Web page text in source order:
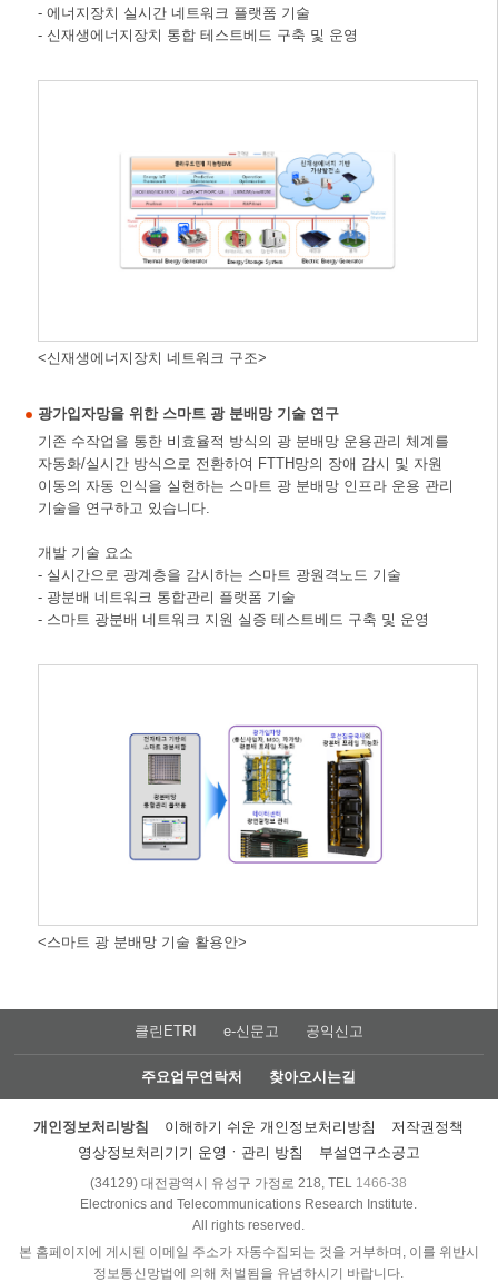
- 에너지장치 실시간 네트워크 플랫폼 기술
- 신재생에너지장치 통합 테스트베드 구축 및 운영
<신재생에너지장치 네트워크 구조>
광가입자망을 위한 스마트 광 분배망 기술 연구
기존 수작업을 통한 비효율적 방식의 광 분배망 운용관리 체계를
자동화/실시간 방식으로 전환하여 FTTH망의 장애 감시 및 자원
이동의 자동 인식을 실현하는 스마트 광 분배망 인프라 운용 관리
기술을 연구하고 있습니다.
개발 기술 요소
- 실시간으로 광계층을 감시하는 스마트 광원격노드 기술
- 광분배 네트워크 통합관리 플랫폼 기술
- 스마트 광분배 네트워크 지원 실증 테스트베드 구축 및 운영
<스마트 광 분배망 기술 활용안>
클린ETRI e-신문고 공익신고
주요업무연락처 찾아오시는길
개인정보처리방침 이해하기 쉬운 개인정보처리방침
저작권정책
영상정보처리기기 운영ㆍ관리 방침
부설연구소공고
(34129) 대전광역시 유성구 가정로 218, TEL 1466-38
Electronics and Telecommunications Research Institute.
All rights reserved.
본 홈페이지에 게시된 이메일 주소가 자동수집되는 것을 거부하며, 이를 위반시
정보통신망법에 의해 처벌됨을 유념하시기 바랍니다.